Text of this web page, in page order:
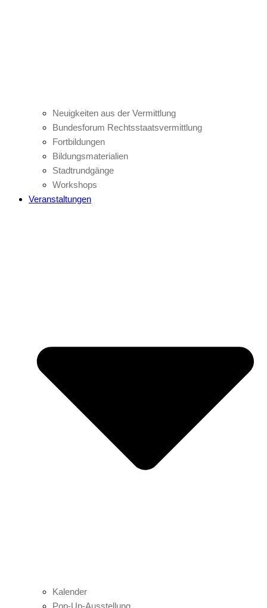
Neuigkeiten aus der Vermittlung
Bundesforum Rechtsstaatsvermittlung
Fortbildungen
Bildungsmaterialien
Stadtrundgänge
Workshops
Veranstaltungen
Kalender